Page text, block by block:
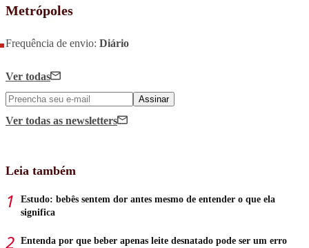
Metrópoles
Frequência de envio: Diário
Ver todas
Assinar
Ver todas as newsletters
Leia também
Estudo: bebês sentem dor antes mesmo de entender o que ela
significa
Entenda por que beber apenas leite desnatado pode ser um erro